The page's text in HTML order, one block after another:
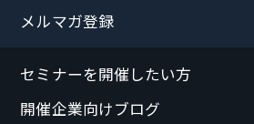
メルマガ登録
セミナーを開催したい方
開催企業向けブログ